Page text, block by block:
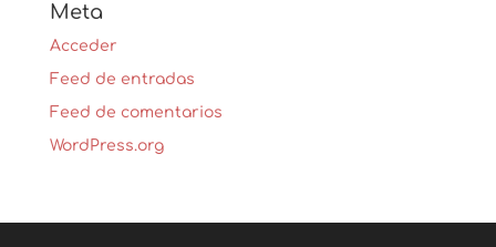
Meta
Acceder
Feed de entradas
Feed de comentarios
WordPress.org